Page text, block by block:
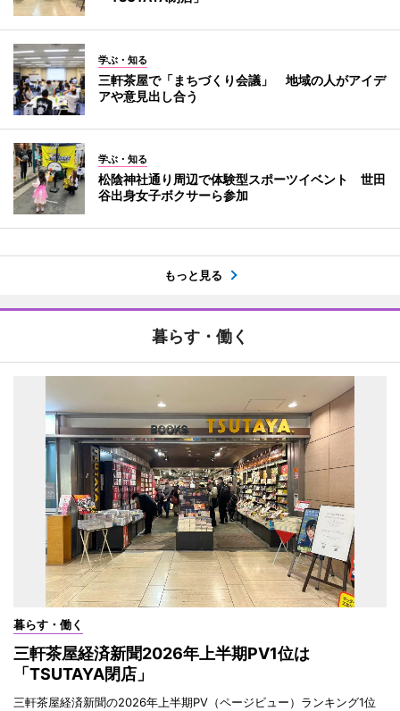
学ぶ・知る
三軒茶屋で「まちづくり会議」 地域の人がアイデ
アや意見出し合う
学ぶ・知る
松陰神社通り周辺で体験型スポーツイベント 世田
谷出身女子ボクサーら参加
もっと見る
暮らす・働く
暮らす・働く
三軒茶屋経済新聞2026年上半期PV1位は
「TSUTAYA閉店」
三軒茶屋経済新聞の2026年上半期PV（ページビュー）ランキング1位